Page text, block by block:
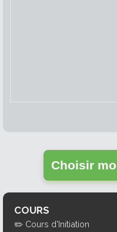
Choisir
COURS
✏️ Cours d'Initiation